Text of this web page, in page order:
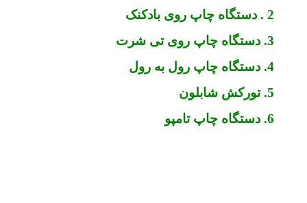
2 . دستگاه چاپ روی بادکنک
3. دستگاه چاپ روی تی شرت
4. دستگاه چاپ رول به رول
5. تورکش شابلون
6. دستگاه چاپ تامپو